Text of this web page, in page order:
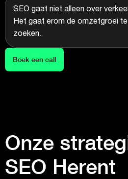
SEO gaat niet alleen over
Het gaat erom de omzetgroei
zoeken.
Boek een call
Onze
SEO Herent